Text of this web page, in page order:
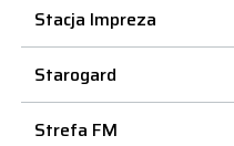
Stacja Impreza
Starogard
Strefa FM